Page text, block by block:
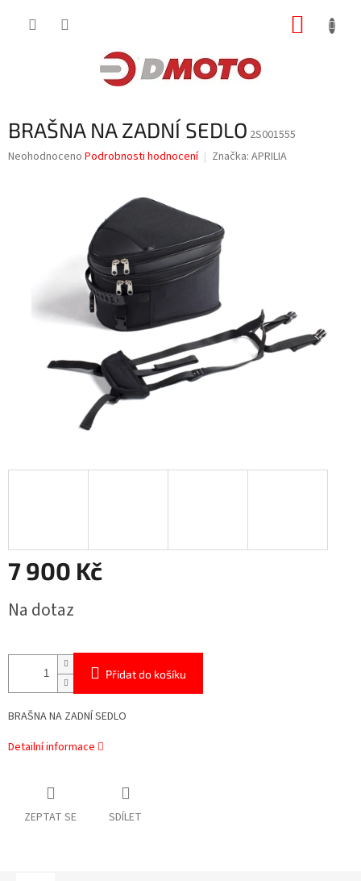
BRAŠNA NA ZADNÍ SEDLO 2S001555
Průměrné
Neohodnoceno Podrobnosti hodnocení Značka: APRILIA
7 900 Kč
cena:
Na dotaz
Přidat do košíku
BRAŠNA NA ZADNÍ SEDLO
Detailní informace
ZEPTAT SE SDÍLET